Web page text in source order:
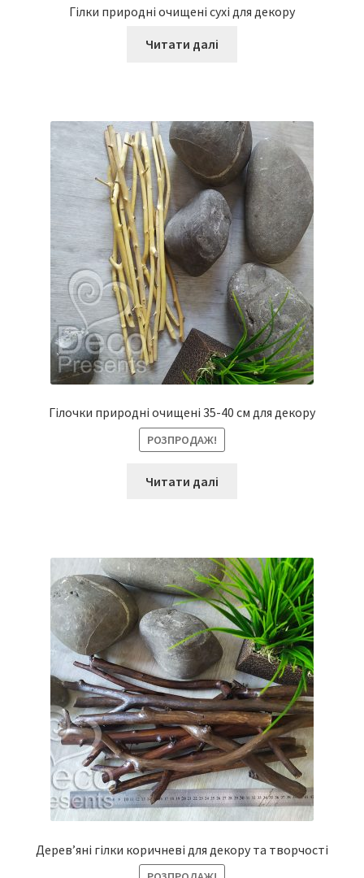
Гілки природні очищені сухі для декору
Читати далі
Гілочки природні очищені 35-40 см для декору
РОЗПРОДАЖ!
Читати далі
Дерев’яні гілки коричневі для декору та творчості